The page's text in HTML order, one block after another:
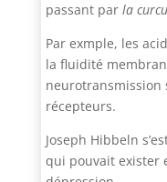
passant par la
Par exmple, les
la fluidité
neurotransmission
récepteurs.
Joseph Hibbeln
qui pouvait exister